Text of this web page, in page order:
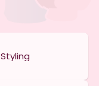
Styling